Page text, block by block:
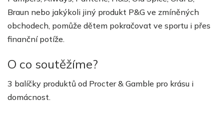
Braun nebo jakýkoli jiný produkt P&G ve zmíněných
obchodech, pomůže dětem pokračovat ve sportu i přes
finanční potíže.
O co soutěžíme?
3 balíčky produktů od Procter & Gamble pro krásu i
domácnost.